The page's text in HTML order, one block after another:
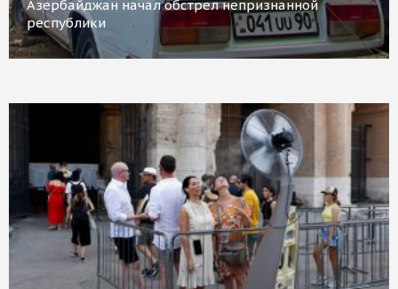
Азербайджан начал обстрел непризнанной
республики